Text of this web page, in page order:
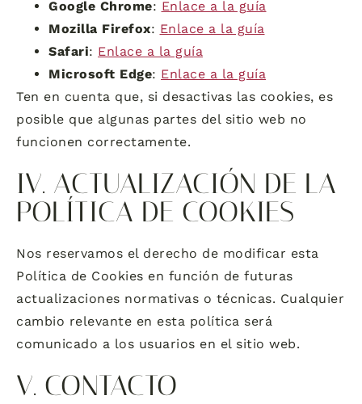
Google Chrome: Enlace a la guía
Mozilla Firefox: Enlace a la guía
Safari: Enlace a la guía
Microsoft Edge: Enlace a la guía
Ten en cuenta que, si desactivas las cookies, es
posible que algunas partes del sitio web no
funcionen correctamente.
IV. ACTUALIZACIÓN DE LA
POLÍTICA DE COOKIES
Nos reservamos el derecho de modificar esta
Política de Cookies en función de futuras
actualizaciones normativas o técnicas. Cualquier
cambio relevante en esta política será
comunicado a los usuarios en el sitio web.
V. CONTACTO